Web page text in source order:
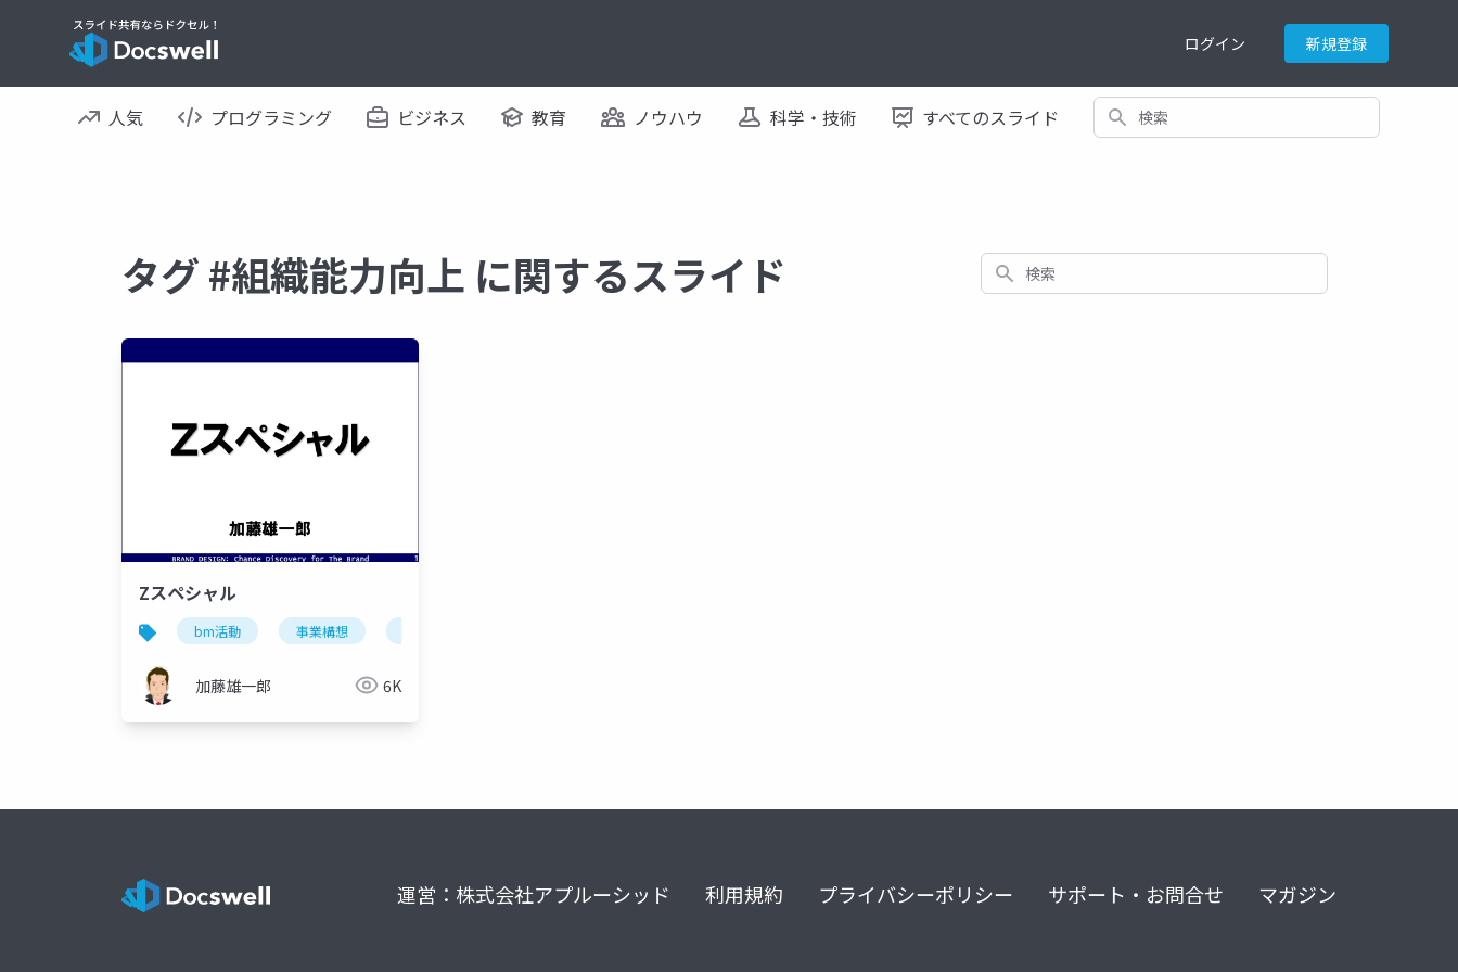
ログイン 新規登録
人気 プログラミング ビジネス 教育 ノウハウ 科学・技術 すべてのスライド 検索
タグ #組織能力向上 に関するスライド 検索
Zスペシャル
bm活動 事業構想
加藤雄一郎 6K
運営：株式会社アプルーシッド 利用規約 プライバシーポリシー サポート・お問合せ マガジン